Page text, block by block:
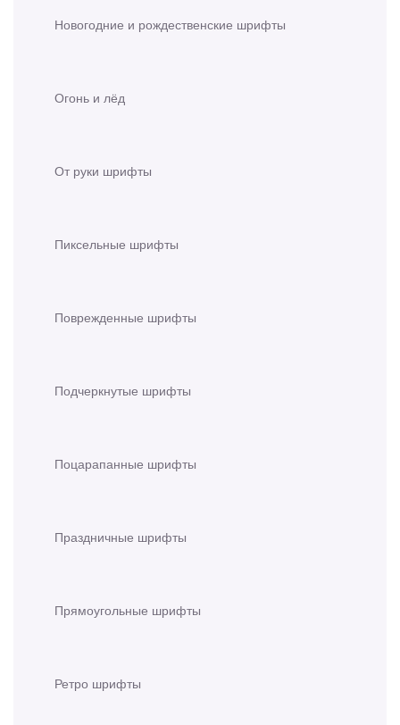
Новогодние и рождественские шрифты
Огонь и лёд
От руки шрифты
Пиксельные шрифты
Поврежденные шрифты
Подчеркнутые шрифты
Поцарапанные шрифты
Праздничные шрифты
Прямоугольные шрифты
Ретро шрифты